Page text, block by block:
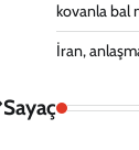
kovanla bal
İran,
Sayaç